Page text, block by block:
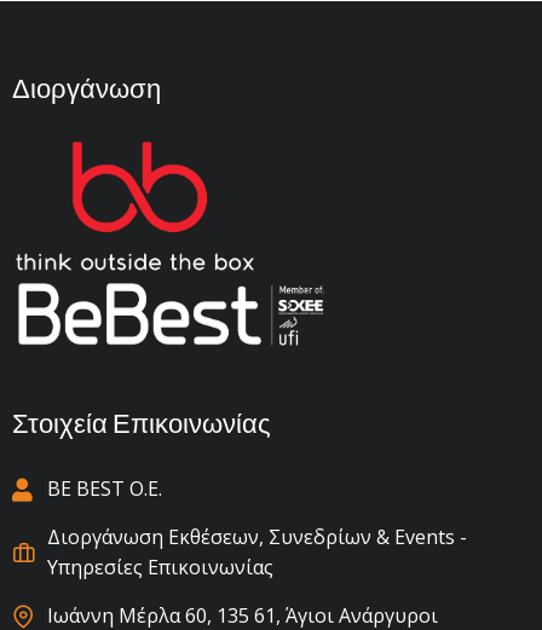
Διοργάνωση
Στοιχεία Επικοινωνίας
BE BEST Ο.Ε.
Διοργάνωση Εκθέσεων, Συνεδρίων & Events -
Υπηρεσίες Επικοινωνίας
Ιωάννη Μέρλα 60, 135 61, Άγιοι Ανάργυροι